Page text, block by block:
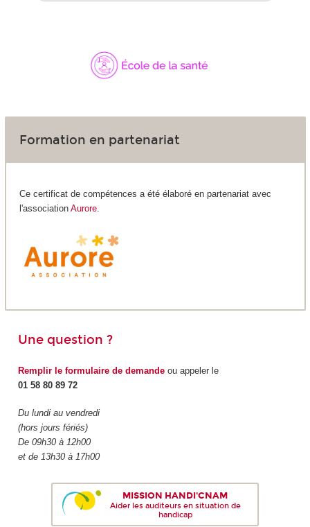
Formation en partenariat
Ce certificat de compétences a été élaboré en partenariat avec
l'association Aurore.
Une question ?
Remplir le formulaire de demandeou appeler le
01 58 80 89 72
Du lundi au vendredi
(hors jours fériés)
De 09h30 à 12h00
et de 13h30 à 17h00
MISSION HANDI'CNAM
Aider les auditeurs en situation de
handicap